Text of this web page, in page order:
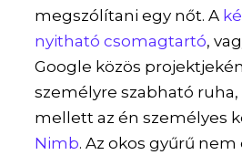
megszólítani egy nőt. A
nyitható csomagtartó,
Google közös
személyre szabható ruha,
mellett az én személyes
Nimb. Az okos gyűrű